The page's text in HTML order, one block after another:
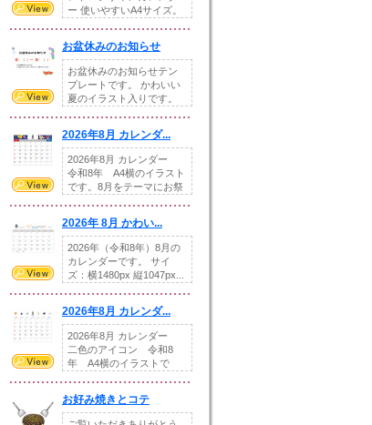
ー 使いやすいA4サイズ。
お盆休みのお知らせ
お盆休みのお知らせテン
プレートです。 かわいい
夏のイラスト入りです。
2026年8月 カレンダ...
2026年8月 カレンダー
令和8年 A4横のイラスト
です。8月をテーマにお祭
2026年 8月 かわい...
2026年（令和8年）8月の
カレンダーです。 サイ
ズ：横1480px 縦1047px...
2026年8月 カレンダ...
2026年8月 カレンダー
二色のアイコン 令和8
年 A4横のイラストで
お好み焼きとコテ